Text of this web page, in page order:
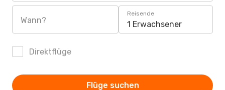
Wann?
Reisende
1 Erwachsener
Direktflüge
Flüge suchen